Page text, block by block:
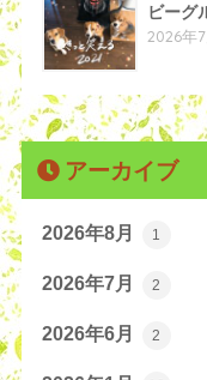
ビーグ
2026年
アーカイブ
2026年8月 1
2026年7月 2
2026年6月 2